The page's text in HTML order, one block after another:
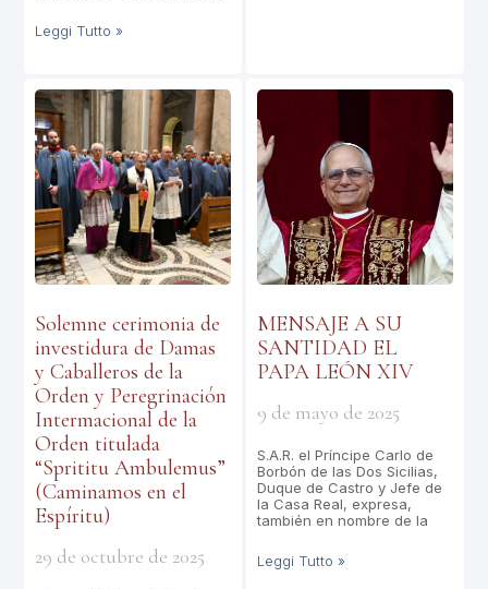
Leggi Tutto »
Solemne cerimonia de
investidura de Damas
y Caballeros de la
Orden y Peregrinación
Intermacional de la
Orden titulada
“Sprititu Ambulemus”
(Caminamos en el
Espíritu)
29 de octubre de 2025
MENSAJE A SU
SANTIDAD EL
PAPA LEÓN XIV
9 de mayo de 2025
S.A.R. el Príncipe Carlo de
Borbón de las Dos Sicilias,
Duque de Castro y Jefe de
la Casa Real, expresa,
también en nombre de la
Leggi Tutto »